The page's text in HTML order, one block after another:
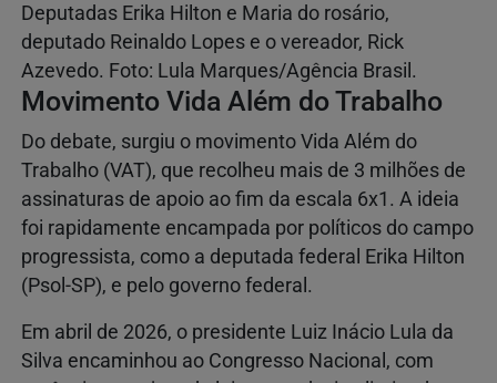
Deputadas Erika Hilton e Maria do rosário,
deputado Reinaldo Lopes e o vereador, Rick
Azevedo. Foto: Lula Marques/Agência Brasil.
Movimento Vida Além do Trabalho
Do debate, surgiu o movimento Vida Além do
Trabalho (VAT), que recolheu mais de 3 milhões de
assinaturas de apoio ao fim da escala 6x1. A ideia
foi rapidamente encampada por políticos do campo
progressista, como a deputada federal Erika Hilton
(Psol-SP), e pelo governo federal.
Em abril de 2026, o presidente Luiz Inácio Lula da
Silva encaminhou ao Congresso Nacional, com